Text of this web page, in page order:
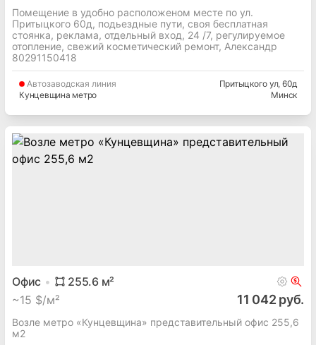
Помещение в удобно расположеном месте по ул.
Притыцкого 60д, подьездные пути, своя бесплатная
стоянка, реклама, отдельный вход, 24 /7, регулируемое
отопление, свежий косметический ремонт, Александр
80291150418
Автозаводская линия
Кунцевщина метро
Притыцкого ул, 60д
Минск
Офис 255.6м²
~15 $/м² 11 042 руб.
Возле метро «Кунцевщина» представительный офис 255,6
м2